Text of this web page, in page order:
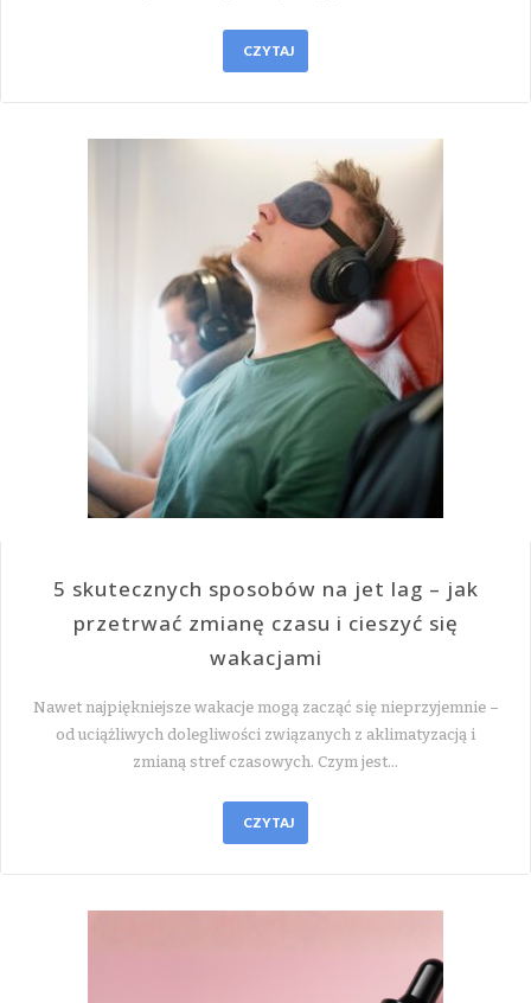
CZYTAJ
5 skutecznych sposobów na jet lag – jak
przetrwać zmianę czasu i cieszyć się
wakacjami
Nawet najpiękniejsze wakacje mogą zacząć się nieprzyjemnie –
od uciążliwych dolegliwości związanych z aklimatyzacją i
zmianą stref czasowych. Czym jest…
CZYTAJ